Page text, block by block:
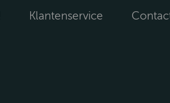
Klantenservice